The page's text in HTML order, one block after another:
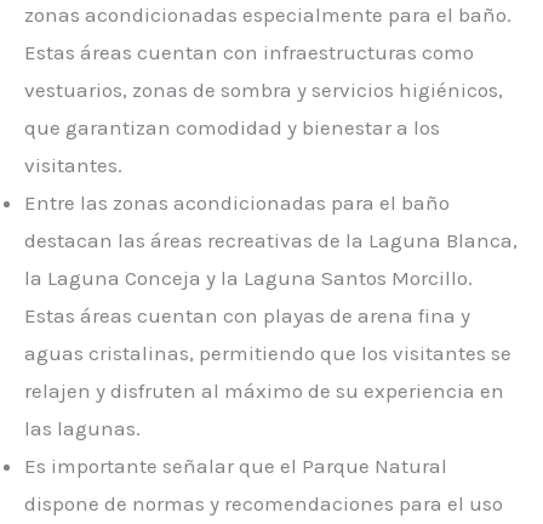
zonas acondicionadas especialmente para el baño.
Estas áreas cuentan con infraestructuras como
vestuarios, zonas de sombra y servicios higiénicos,
que garantizan comodidad y bienestar a los
visitantes.
Entre las zonas acondicionadas para el baño
destacan las áreas recreativas de la Laguna Blanca,
la Laguna Conceja y la Laguna Santos Morcillo.
Estas áreas cuentan con playas de arena fina y
aguas cristalinas, permitiendo que los visitantes se
relajen y disfruten al máximo de su experiencia en
las lagunas.
Es importante señalar que el Parque Natural
dispone de normas y recomendaciones para el uso